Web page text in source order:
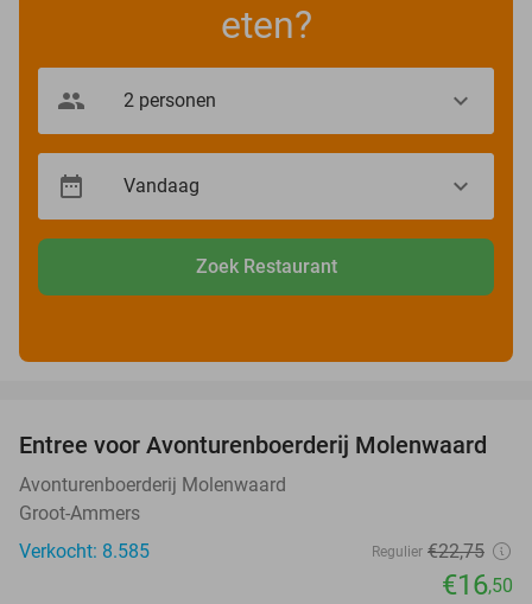
eten?
Zoek Restaurant
27%
Entree voor Avonturenboerderij Molenwaard
Avonturenboerderij Molenwaard
Groot-Ammers
Verkocht: 8.585
Regulier €22,75
€16,50